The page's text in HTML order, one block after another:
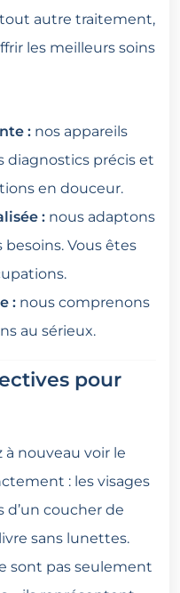
autre traitement,
les meilleurs soins
: nos appareils
diagnostics précis et
en douceur.
: nous adaptons
Vous êtes
: nous comprenons
au sérieux.
pour
nouveau voir le
: les visages
d’un coucher de
sans lunettes.
sont pas seulement